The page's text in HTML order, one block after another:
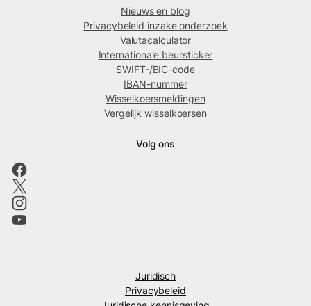
Nieuws en blog
Privacybeleid inzake onderzoek
Valutacalculator
Internationale beursticker
SWIFT-/BIC-code
IBAN-nummer
Wisselkoersmeldingen
Vergelijk wisselkoersen
Volg ons
Juridisch
Privacybeleid